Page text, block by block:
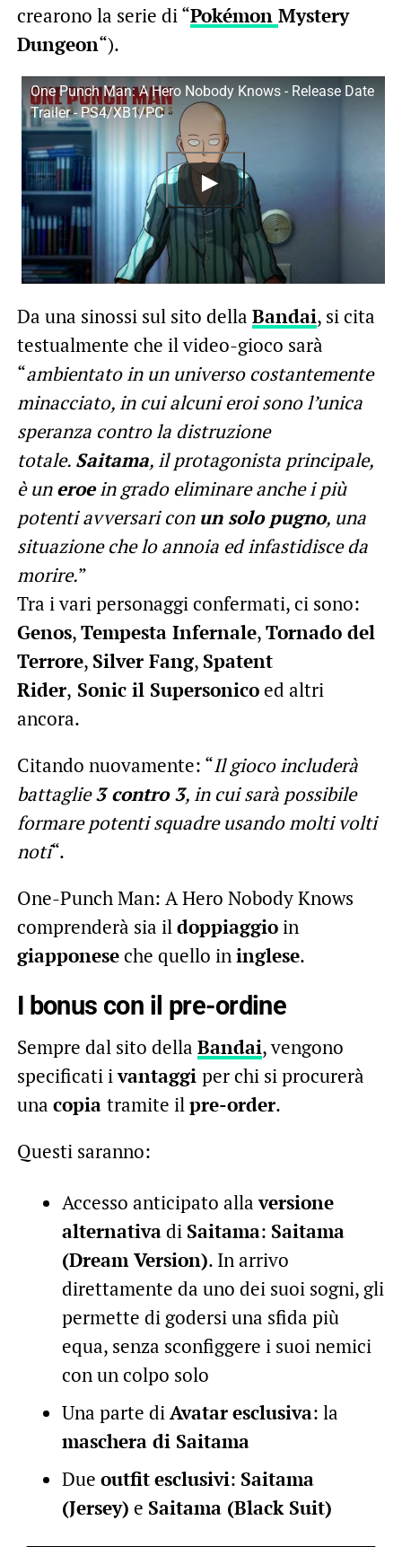
crearono la serie di “Pokémon Mystery
Dungeon“).
One Punch Man: A Hero Nobody Knows - Release Date
Trailer - PS4/XB1/PC
Da una sinossi sul sito della Bandai, si cita
testualmente che il video-gioco sarà
“ambientato in un universo costantemente
minacciato, in cui alcuni eroi sono l’unica
speranza contro la distruzione
totale. Saitama, il protagonista principale,
è uneroein grado eliminare anche i più
potenti avversari con un solo pugno, una
situazione che lo annoia ed infastidisce da
morire.”
Tra i vari personaggi confermati, ci sono:
Genos,Tempesta Infernale,Tornado del
Terrore, Silver Fang, Spatent
Rider, Sonic il Supersonicoed altri
ancora.
Citando nuovamente: “Il gioco includerà
battaglie3 contro 3, in cui sarà possibile
formare potenti squadre usando molti volti
noti“.
One-Punch Man: A Hero Nobody Knows
comprenderà sia ildoppiaggioin
giapponeseche quello ininglese.
I bonus con il pre-ordine
Sempre dal sito della Bandai, vengono
specificati ivantaggi per chi si procurerà
una copia tramite ilpre-order.
Questi saranno:
Accesso anticipato allaversione
alternativadi Saitama: Saitama
(Dream Version). In arrivo
direttamente da uno dei suoi sogni, gli
permette di godersi una sfida più
equa, senza sconfiggere i suoi nemici
con un colpo solo
Una parte diAvataresclusiva: la
maschera di Saitama
Due outfitesclusivi: Saitama
(Jersey) e Saitama (Black Suit)